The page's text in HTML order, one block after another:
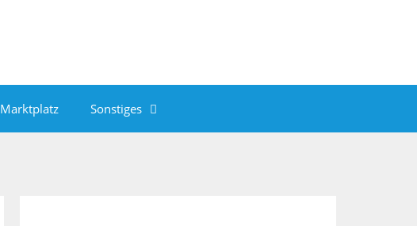
Marktplatz Sonstiges